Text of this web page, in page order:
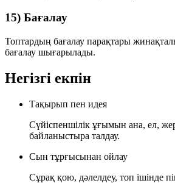
15) Бағалау
Топтардың бағалау парақтары
бағалау шығарылады.
Негізгі екпін
Тақырып пен идея
Сүйіспеншілік ұғымын ана, ел,
байланыстыра талдау.
Сын тұрғысынан ойлау
Сұрақ қою, дәлелдеу, топ ішінде